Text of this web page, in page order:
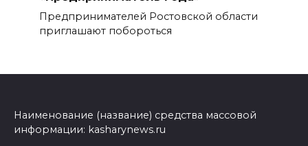
Предпринимателей Ростовской области
приглашают побороться
Наименование (название) средства массовой
информации: kasharynews.ru